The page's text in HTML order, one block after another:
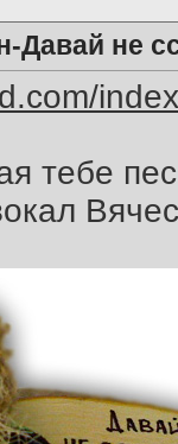
Давай не
тебе